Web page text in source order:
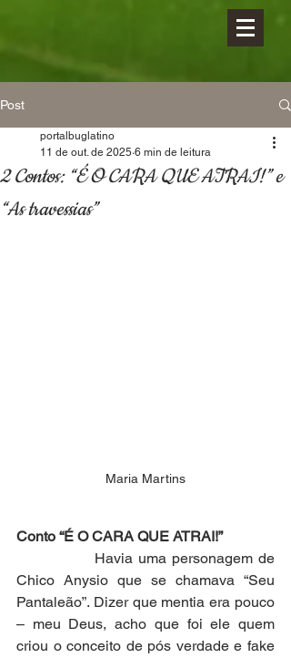
Post
2 Contos: “É O CARA QUE ATRAI!” e
“As travessias”
portalbuglatino
11 de out. de 2025 6 min de leitura
Maria Martins
Conto “É O CARA QUE ATRAI!”
Havia uma personagem de
Chico Anysio que se chamava “Seu
Pantaleão”. Dizer que mentia era pouco
– meu Deus, acho que foi ele quem
criou o conceito de pós verdade e fake